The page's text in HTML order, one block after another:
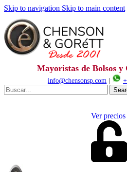
Skip to navigation Skip to main content
Mayoristas de Bolsos y
info@chensonsp.com
Ver precios